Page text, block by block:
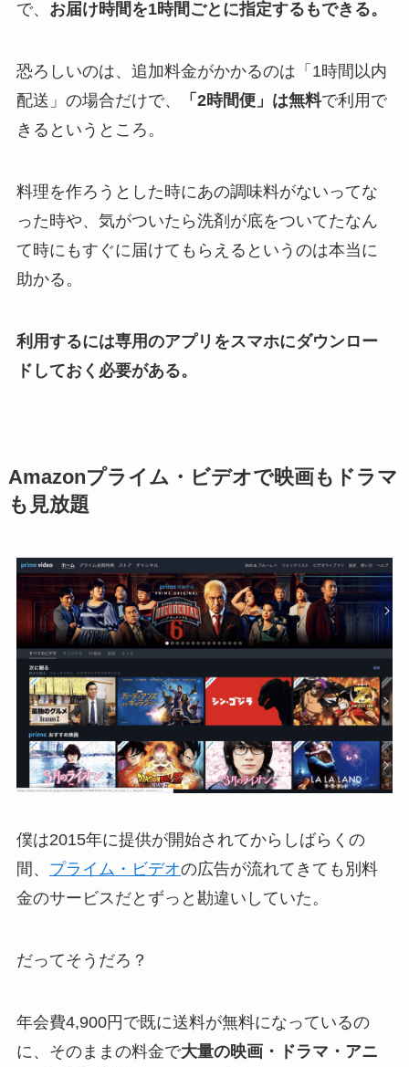
で、 お届け時間を1時間ごとに指定するもできる。
恐ろしいのは、追加料金がかかるのは「1時間以内
配送」の場合だけで、
「2時間便」は無料で利用で
きるというところ。
料理を作ろうとした時にあの調味料がないってな
った時や、気がついたら洗剤が底をついてたなん
て時にもすぐに届けてもらえるというのは本当に
助かる。
利用するには専用のアプリをスマホにダウンロー
ドしておく必要がある。
Amazonプライム・ビデオで映画もドラマ
も見放題
僕は2015年に提供が開始されてからしばらくの
間、 プライム・ビデオの広告が流れてきても別料
金のサービスだとずっと勘違いしていた。
だってそうだろ？
年会費4,900円で既に送料が無料になっているの
に、そのままの料金で大量の映画・ドラマ・アニ